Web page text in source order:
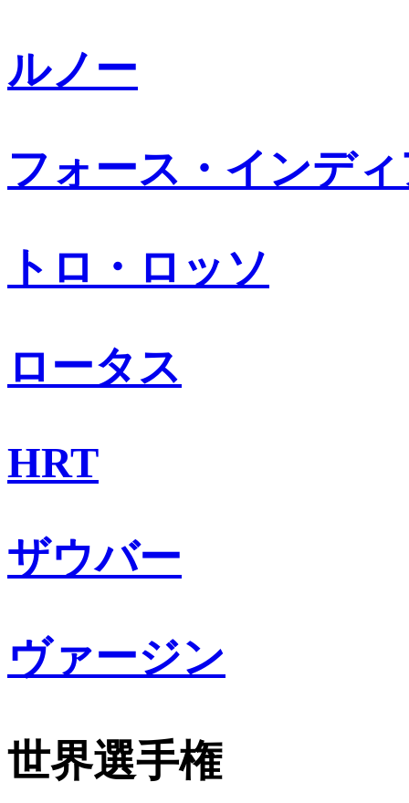
ルノー
フォース・インデ
トロ・ロッソ
ロータス
HRT
ザウバー
ヴァージン
世界選手権